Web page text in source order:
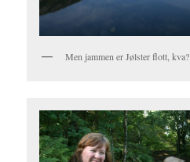
Men jammen er Jølster flott, kva?